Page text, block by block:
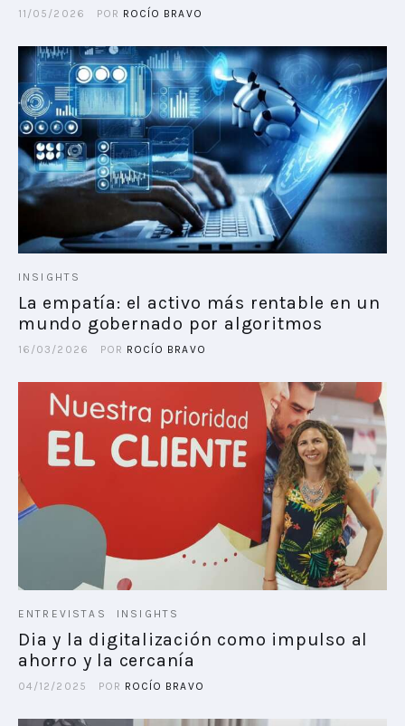
NOVEDADES DE LOS MIEMBROS
11/05/2026 POR ROCÍO BRAVO
INSIGHTS
La empatía: el activo más rentable en un
mundo gobernado por algoritmos
16/03/2026 POR ROCÍO BRAVO
ENTREVISTAS INSIGHTS
Dia y la digitalización como impulso al
ahorro y la cercanía
04/12/2025 POR ROCÍO BRAVO